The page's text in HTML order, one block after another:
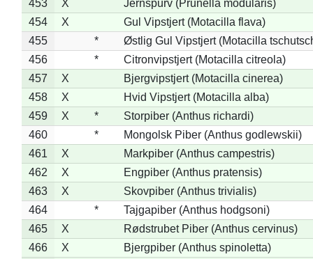
453
X
Jernspurv (Prunella modularis)
454
X
Gul Vipstjert (Motacilla flava)
455
*
Østlig Gul Vipstjert (Motacilla
456
*
Citronvipstjert (Motacilla citreola)
457
X
Bjergvipstjert (Motacilla cinerea)
458
X
Hvid Vipstjert (Motacilla alba)
459
X *
Storpiber (Anthus richardi)
460
*
Mongolsk Piber (Anthus godlewskii)
461
X
Markpiber (Anthus campestris)
462
X
Engpiber (Anthus pratensis)
463
X
Skovpiber (Anthus trivialis)
464
*
Tajgapiber (Anthus hodgsoni)
465
X
Rødstrubet Piber (Anthus cervinus)
466
X
Bjergpiber (Anthus spinoletta)